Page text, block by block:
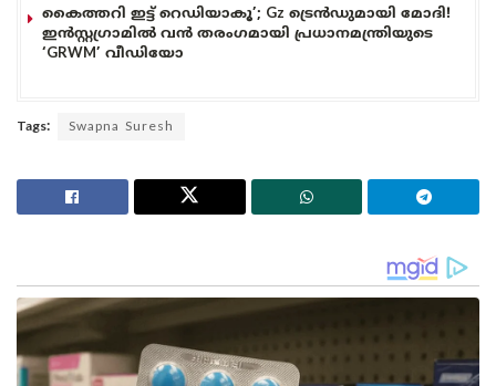
കൈത്തറി ഇട്ട് റെഡിയാകൂ’; Gz ട്രെൻഡുമായി മോദി!
ഇൻസ്റ്റഗ്രാമിൽ വൻ തരംഗമായി പ്രധാനമന്ത്രിയുടെ
‘GRWM’ വീഡിയോ
Tags: Swapna Suresh